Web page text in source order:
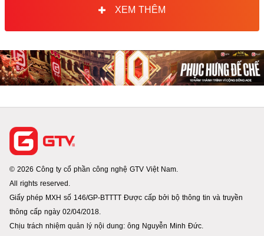
XEM THÊM
© 2026 Công ty cổ phần công nghệ GTV Việt Nam.
All rights reserved.
Giấy phép MXH số 146/GP-BTTTT Được cấp bởi bộ thông tin và truyền
thông cấp ngày 02/04/2018.
Chịu trách nhiệm quản lý nội dung: ông Nguyễn Minh Đức.